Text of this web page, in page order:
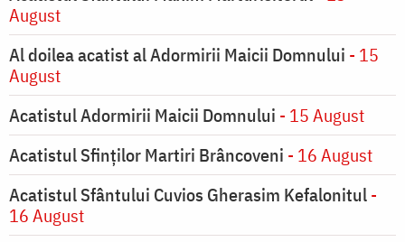
August
Al doilea acatist al Adormirii Maicii Domnului - 15
August
Acatistul Adormirii Maicii Domnului - 15 August
Acatistul Sfinților Martiri Brâncoveni - 16 August
Acatistul Sfântului Cuvios Gherasim Kefalonitul-
16 August